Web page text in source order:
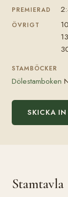
PREMIERAD
ÖVRIGT
STAMBÖCKER
Dölestamboken
SKICKA
Stamtavla